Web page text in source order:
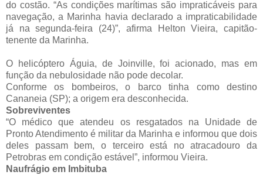
do costão. “As condições marítimas são impraticáveis para
navegação, a Marinha havia declarado a impraticabilidade
já na segunda-feira (24)”, afirma Helton Vieira, capitão-
tenente da Marinha.
O helicóptero Águia, de Joinville, foi acionado, mas em
função da nebulosidade não pode decolar.
Conforme os bombeiros, o barco tinha como destino
Cananeia (SP); a origem era desconhecida.
Sobreviventes
“O médico que atendeu os resgatados na Unidade de
Pronto Atendimento é militar da Marinha e informou que dois
deles passam bem, o terceiro está no atracadouro da
Petrobras em condição estável”, informou Vieira.
Naufrágio em Imbituba